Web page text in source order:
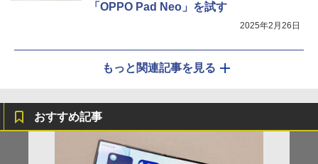
「OPPO Pad Neo」を試す
2025年2月26日
もっと関連記事を見る
おすすめ記事